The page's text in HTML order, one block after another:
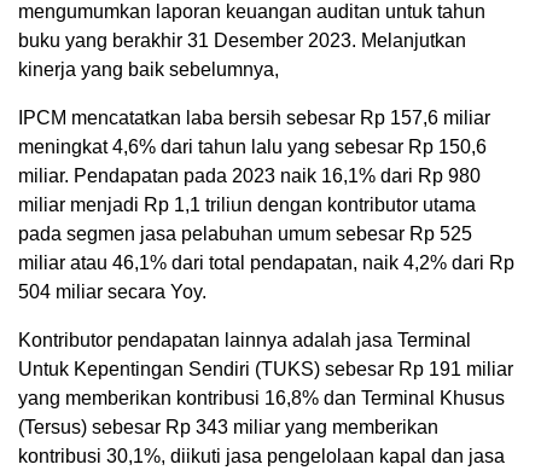
mengumumkan laporan keuangan auditan untuk tahun
buku yang berakhir 31 Desember 2023. Melanjutkan
kinerja yang baik sebelumnya,
IPCM mencatatkan laba bersih sebesar Rp 157,6 miliar
meningkat 4,6% dari tahun lalu yang sebesar Rp 150,6
miliar. Pendapatan pada 2023 naik 16,1% dari Rp 980
miliar menjadi Rp 1,1 triliun dengan kontributor utama
pada segmen jasa pelabuhan umum sebesar Rp 525
miliar atau 46,1% dari total pendapatan, naik 4,2% dari Rp
504 miliar secara Yoy.
Kontributor pendapatan lainnya adalah jasa Terminal
Untuk Kepentingan Sendiri (TUKS) sebesar Rp 191 miliar
yang memberikan kontribusi 16,8% dan Terminal Khusus
(Tersus) sebesar Rp 343 miliar yang memberikan
kontribusi 30,1%, diikuti jasa pengelolaan kapal dan jasa